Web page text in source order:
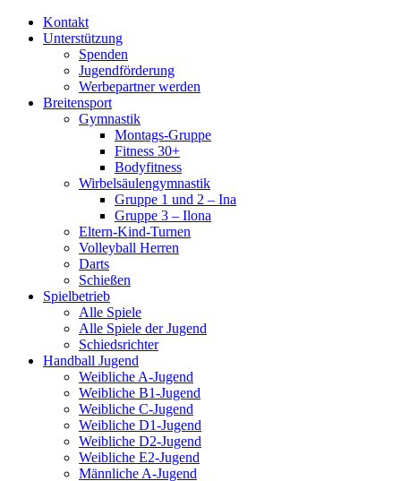
Kontakt
Unterstützung
Spenden
Jugendförderung
Werbepartner werden
Breitensport
Gymnastik
Montags-Gruppe
Fitness 30+
Bodyfitness
Wirbelsäulengymnastik
Gruppe 1 und 2 – Ina
Gruppe 3 – Ilona
Eltern-Kind-Turnen
Volleyball Herren
Darts
Schießen
Spielbetrieb
Alle Spiele
Alle Spiele der Jugend
Schiedsrichter
Handball Jugend
Weibliche A-Jugend
Weibliche B1-Jugend
Weibliche C-Jugend
Weibliche D1-Jugend
Weibliche D2-Jugend
Weibliche E2-Jugend
Männliche A-Jugend